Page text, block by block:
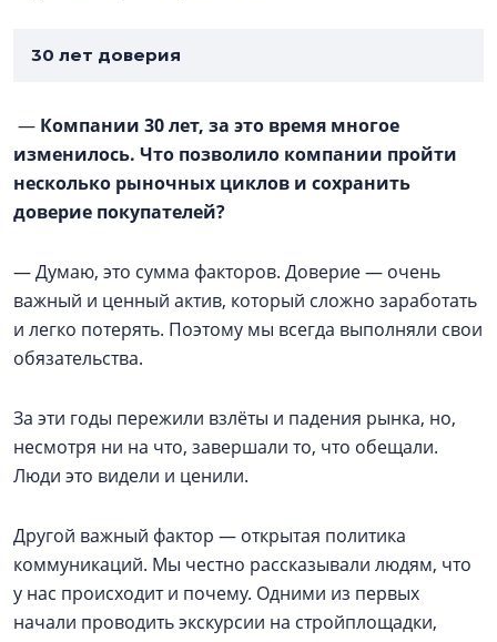
30 лет доверия
— Компании 30 лет, за это время многое
изменилось. Что позволило компании пройти
несколько рыночных циклов и сохранить
доверие покупателей?
— Думаю, это сумма факторов. Доверие — очень
важный и ценный актив, который сложно заработать
и легко потерять. Поэтому мы всегда выполняли свои
обязательства.
За эти годы пережили взлёты и падения рынка, но,
несмотря ни на что, завершали то, что обещали.
Люди это видели и ценили.
Другой важный фактор — открытая политика
коммуникаций. Мы честно рассказывали людям, что
у нас происходит и почему. Одними из первых
начали проводить экскурсии на стройплощадки,